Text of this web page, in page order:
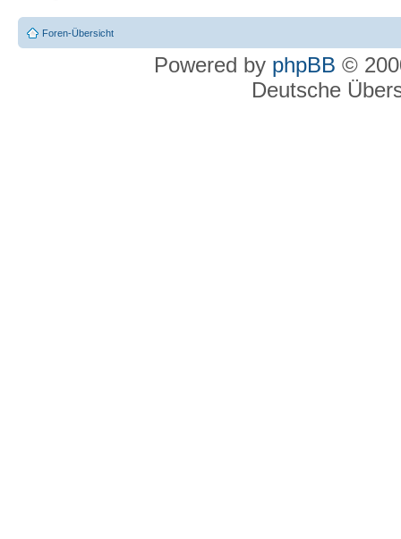
Foren-Übersicht
Powered by phpBB ©
Deutsche